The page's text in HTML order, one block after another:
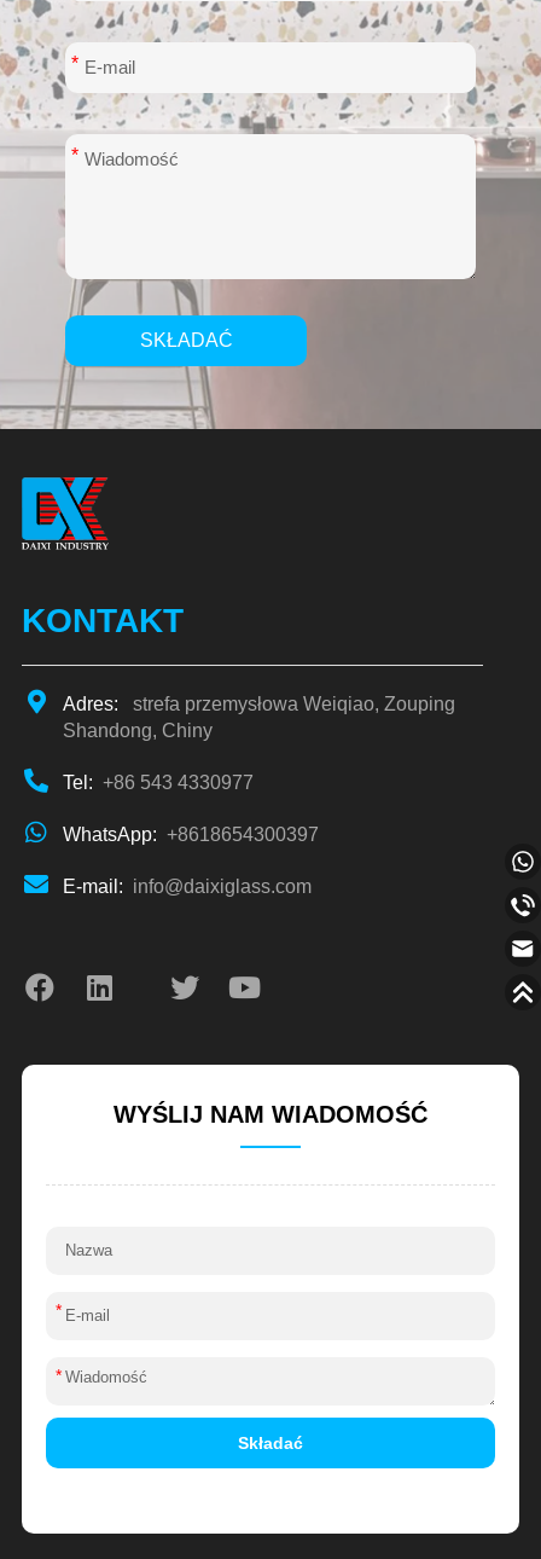
*
*
SKŁADAĆ
Alternative:
KONTAKT
Adres:
strefa przemysłowa Weiqiao, Zouping
Shandong, Chiny
Tel: +86 543 4330977
WhatsApp: +8618654300397
E-mail: info@daixiglass.com
WYŚLIJ NAM WIADOMOŚĆ
*
*
Składać